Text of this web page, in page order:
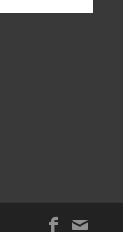
powered by Enfold